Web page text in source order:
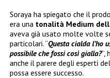
Soraya ha spiegato che il
era una tonalità Medium
aveva già usato molte volte
particolari. “Questa cialda l’ho
possibile che fossi così gialla?”,
anche il parere degli esperti
possa essere successo.